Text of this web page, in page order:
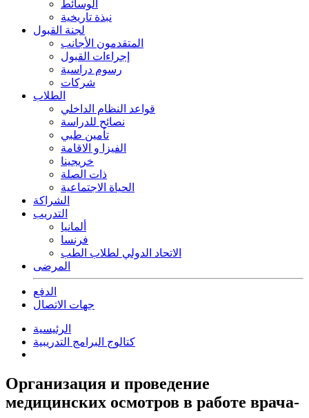
الوسائط
نبذة تاريخية
لجنة القبول
المتقدمون الأجانب
إجراءات القبول
رسوم دراسية
شركات
الطلاب
قواعد النظام الداخلي
نصائح للدراسة
تأمين طبي
الفيزا و الاقامة
خريجينا
ذات الصلة
الحياة الاجتماعية
الشراكة
التدريب
ألمانيا
فرنسا
الاتحاد الدولي لطلاب الطب
المرضى
الدفع
جهات الاتصال
الرئيسية
كتالوج البرامج التدريبية
Организация и проведение
медицинских осмотров в работе врача-